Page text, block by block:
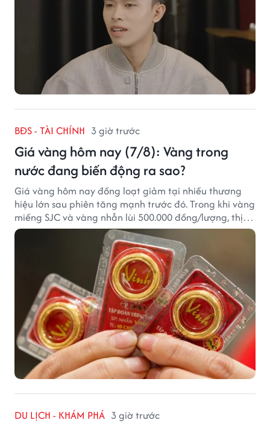
BĐS - TÀI CHÍNH 3 giờ trước
Giá vàng hôm nay (7/8): Vàng trong
nước đang biến động ra sao?
Giá vàng hôm nay đồng loạt giảm tại nhiều thương
hiệu lớn sau phiên tăng mạnh trước đó. Trong khi vàng
miếng SJC và vàng nhẫn lùi 500.000 đồng/lượng, thị
trường vẫn duy trì mặt bằng giá cao, với sự chênh
lệch đáng kể giữa các doanh nghiệp.
DU LỊCH - KHÁM PHÁ 3 giờ trước